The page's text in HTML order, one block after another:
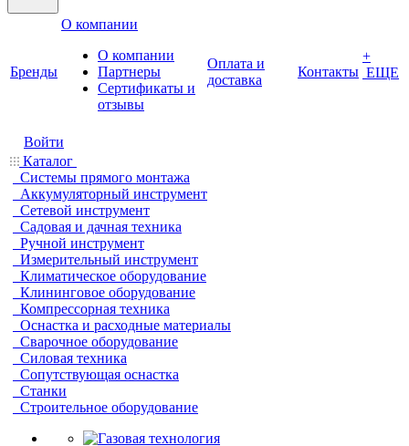
Бренды
О компании
О компании
Партнеры
Cертификаты и
отзывы
Оплата и
доставка
Контакты
+
ЕЩЕ
Войти
Каталог
Системы прямого монтажа
Аккумуляторный инструмент
Сетевой инструмент
Садовая и дачная техника
Ручной инструмент
Измерительный инструмент
Климатическое оборудование
Клининговое оборудование
Компрессорная техника
Оснастка и расходные материалы
Сварочное оборудование
Силовая техника
Сопутствующая оснастка
Станки
Строительное оборудование